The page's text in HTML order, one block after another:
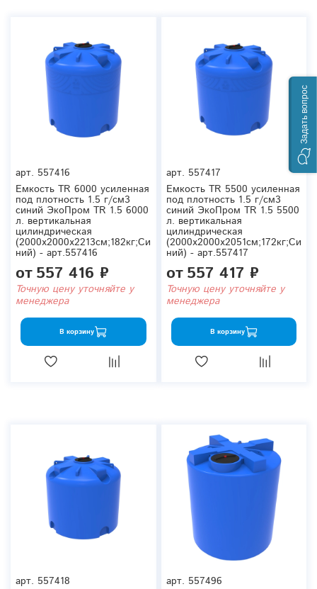
арт. 557416
Емкость TR 6000 усиленная
под плотность 1.5 г/см3
синий ЭкоПром TR 1.5 6000
л. вертикальная
цилиндрическая
(2000x2000x2213см;182кг;Си
ний) - арт.557416
от557 416 ₽
Точную цену уточняйте у
менеджера
В корзину
арт. 557417
Емкость TR 5500 усиленная
под плотность 1.5 г/см3
синий ЭкоПром TR 1.5 5500
л. вертикальная
цилиндрическая
(2000x2000x2051см;172кг;Си
ний) - арт.557417
от557 417 ₽
Точную цену уточняйте у
менеджера
В корзину
арт. 557418
арт. 557496
Задать вопрос